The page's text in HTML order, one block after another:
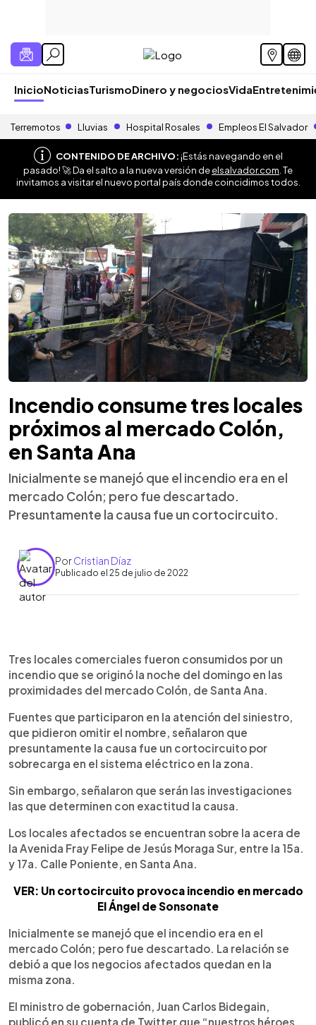
InicioNoticiasTurismoDinero y negociosVida
Terremotos Lluvias Hospital Rosales Empleos El Salvador
CONTENIDO DE ARCHIVO:¡Estás navegando en el
pasado! 🚀 Da el salto a la nueva versión deelsalvador.com . Te
invitamos a visitar el nuevo portal país donde coincidimos todos.
Incendio consume tres locales
próximos al mercado Colón,
en Santa Ana
Inicialmente se manejó que el incendio era en el
mercado Colón; pero fue descartado.
Presuntamente la causa fue un cortocircuito.
PorCristian Díaz
Publicado el 25 de julio de 2022
Escuchar artículo
Tres locales comerciales fueron consumidos por un
incendio que se originó la noche del domingo en las
proximidades del mercado Colón, de Santa Ana.
Fuentes que participaron en la atención del siniestro,
que pidieron omitir el nombre, señalaron que
presuntamente la causa fue un cortocircuito por
sobrecarga en el sistema eléctrico en la zona.
Sin embargo, señalaron que serán las investigaciones
las que determinen con exactitud la causa.
Los locales afectados se encuentran sobre la acera de
la Avenida Fray Felipe de Jesús Moraga Sur, entre la 15a.
y 17a. Calle Poniente, en Santa Ana.
VER: Un cortocircuito provoca incendio en mercado
El Ángel de Sonsonate
Inicialmente se manejó que el incendio era en el
mercado Colón; pero fue descartado. La relación se
debió a que los negocios afectados quedan en la
misma zona.
El ministro de gobernación, Juan Carlos Bidegain,
publicó en su cuenta de Twitter que “nuestros héroes